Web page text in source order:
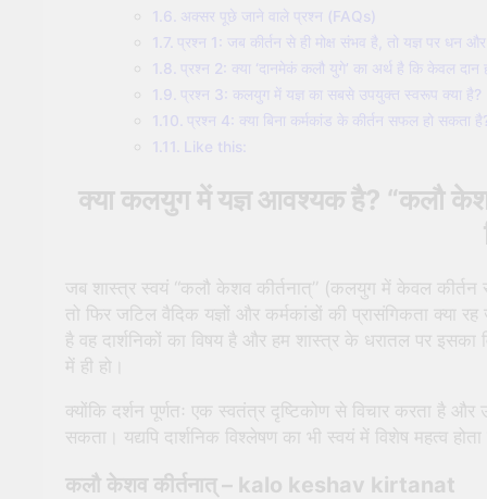
अक्सर पूछे जाने वाले प्रश्न (FAQs)
प्रश्न 1: जब कीर्तन से ही मोक्ष संभव है, तो यज्ञ पर धन
प्रश्न 2: क्या ‘दानमेकं कलौ युगे’ का अर्थ है कि केवल दान
प्रश्न 3: कलयुग में यज्ञ का सबसे उपयुक्त स्वरूप क्या है?
प्रश्न 4: क्या बिना कर्मकांड के कीर्तन सफल हो सकता
Like this:
क्या कलयुग में यज्ञ आवश्यक है? “कलौ
जब शास्त्र स्वयं “कलौ केशव कीर्तनात्” (कलयुग में केवल कीर्तन
तो फिर जटिल वैदिक यज्ञों और कर्मकांडों की प्रासंगिकता क्या
है वह दार्शनिकों का विषय है और हम शास्त्र के धरातल पर इसका
में ही हो।
क्योंकि दर्शन पूर्णतः एक स्वतंत्र दृष्टिकोण से विचार करता है
सकता। यद्यपि दार्शनिक विश्लेषण का भी स्वयं में विशेष महत्व होता
कलौ केशव कीर्तनात्– kalo keshav kirtanat